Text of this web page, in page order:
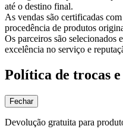
até o destino final.
As vendas são certificadas
procedência de produtos
Os parceiros são selecionados
excelência no serviço e
Política de trocas e
Fechar
Devolução gratuita para